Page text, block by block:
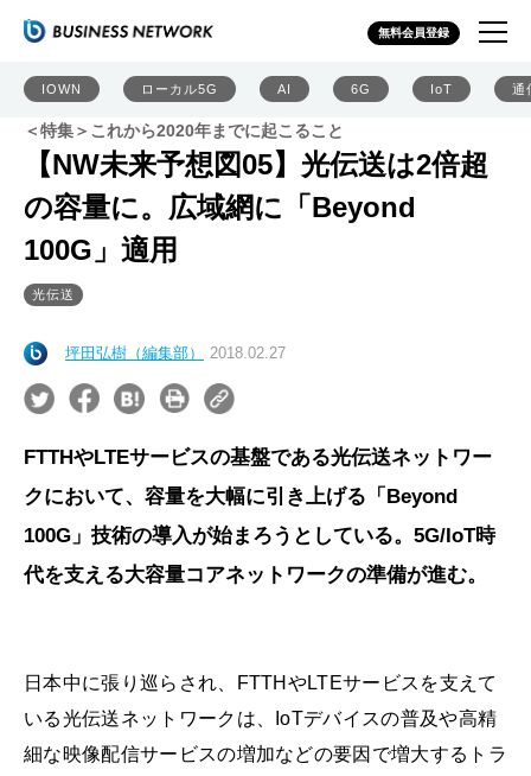
無料会員登録
IOWN ローカル5G AI 6G IoT 通
＜特集＞これから2020年までに起こること
【NW未来予想図05】光伝送は2倍超
の容量に。広域網に「Beyond
100G」適用
光伝送
坪田弘樹（編集部） 2018.02.27
FTTHやLTEサービスの基盤である光伝送ネットワー
クにおいて、容量を大幅に引き上げる「Beyond
100G」技術の導入が始まろうとしている。5G/IoT時
代を支える大容量コアネットワークの準備が進む。
日本中に張り巡らされ、FTTHやLTEサービスを支えて
いる光伝送ネットワークは、IoTデバイスの普及や高精
細な映像配信サービスの増加などの要因で増大するトラ